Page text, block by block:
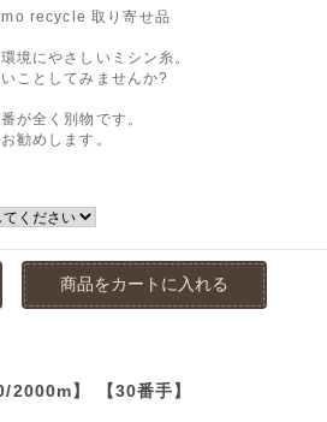
recycle 取り寄せ品
境にやさしいミシン糸。
ことしてみませんか?
が全く別物です。
勧めします。
商品をカートに入れる
】 【30番手】